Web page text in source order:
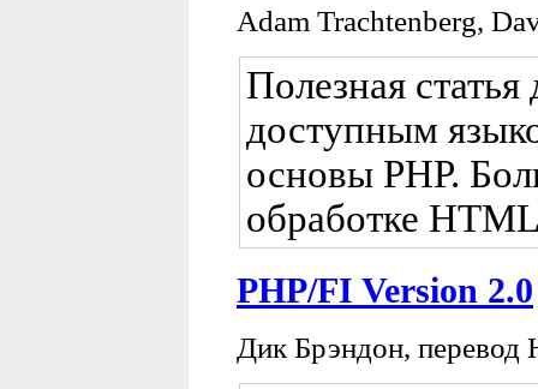
Adam Trachtenberg,
Полезная
доступным
основы PHP.
обработке
PHP/FI Version 2.0
Дик Брэндон, перевод